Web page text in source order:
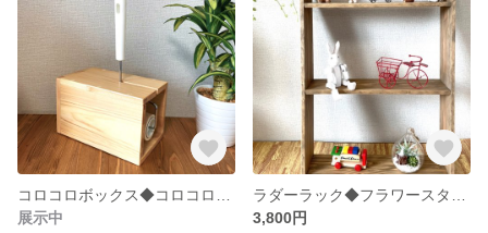
展示中
3,800円